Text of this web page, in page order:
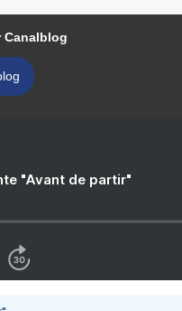
Canalblog
"Avant de partir"